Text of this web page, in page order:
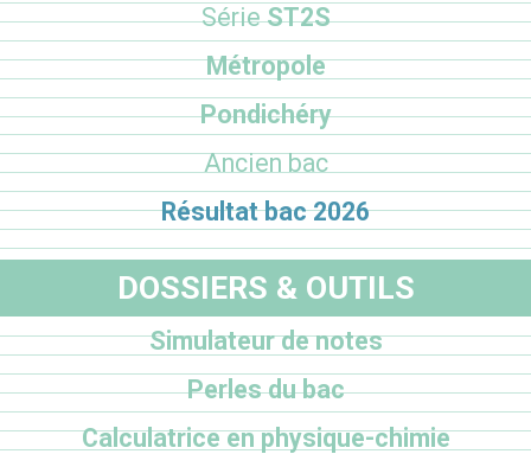
SérieST2S
Métropole
Pondichéry
Ancien bac
Résultat bac 2026
DOSSIERS & OUTILS
Simulateur de notes
Perles du bac
Calculatrice en physique-chimie